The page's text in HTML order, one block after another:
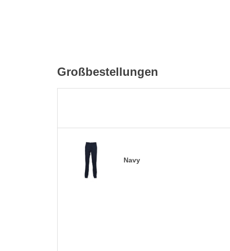
Großbestellungen
Navy